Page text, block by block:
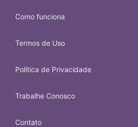
Como funciona
Termos de Uso
Política de Privacidade
Trabalhe Conosco
Contato